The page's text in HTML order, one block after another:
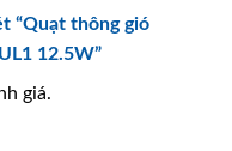
“Quạt thông gió
12.5W”
giá.